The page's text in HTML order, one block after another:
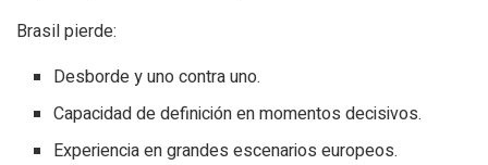
Brasil pierde:
Desborde y uno contra uno.
Capacidad de definición en momentos decisivos.
Experiencia en grandes escenarios europeos.